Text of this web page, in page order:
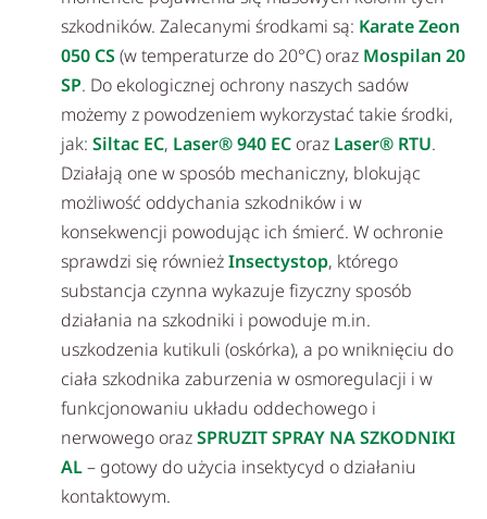
szkodników. Zalecanymi środkami są: Karate Zeon
050 CS (w temperaturze do 20°C) oraz Mospilan 20
SP. Do ekologicznej ochrony naszych sadów
możemy z powodzeniem wykorzystać takie środki,
jak: Siltac EC, Laser® 940 EC oraz Laser® RTU.
Działają one w sposób mechaniczny, blokując
możliwość oddychania szkodników i w
konsekwencji powodując ich śmierć. W ochronie
sprawdzi się równieżInsectystop, którego
substancja czynna wykazuje fizyczny sposób
działania na szkodniki i powoduje m.in.
uszkodzenia kutikuli (oskórka), a po wniknięciu do
ciała szkodnika zaburzenia w osmoregulacji i w
funkcjonowaniu układu oddechowego i
nerwowego orazSPRUZIT SPRAY NA SZKODNIKI
AL– gotowy do użycia insektycyd o działaniu
kontaktowym.